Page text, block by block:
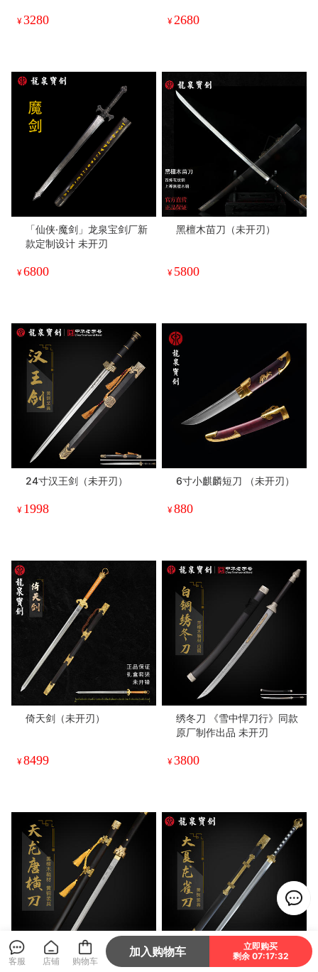
¥3280 ¥2680
「仙侠·魔剑」龙泉宝剑厂新
款定制设计 未开刃
¥6800
黑檀木苗刀（未开刃）
¥ 5800
24寸汉王剑（未开刃）
¥ 1998
6寸小麒麟短刀 （未开刃）
¥880
倚天剑（未开刃）
¥8499
绣冬刀 《雪中悍刀行》同款
原厂制作出品 未开刃
¥3800
天龙唐刀（未开刃） 龙雀唐刀 未开刃
客服 店铺 购物车
加入购物车
立即购买
剩余 07:17:29